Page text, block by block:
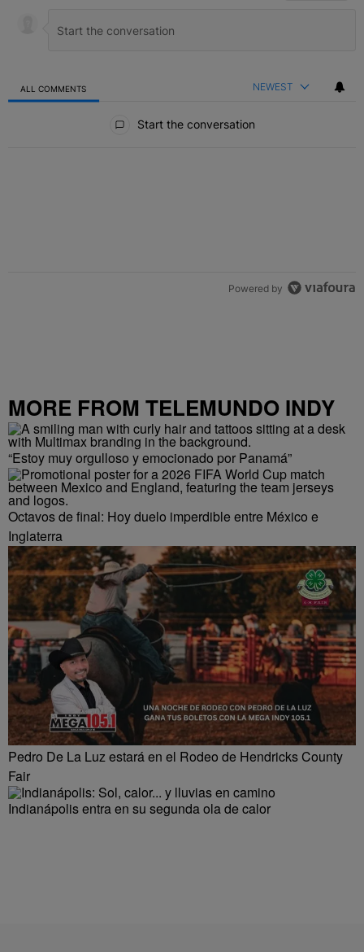
ALL COMMENTS NEWEST
Start the conversation
Powered by
MORE FROM TELEMUNDO INDY
“Estoy muy orgulloso y emocionado por Panamá”
Octavos de final: Hoy duelo imperdible entre México e
Inglaterra
Pedro De La Luz estará en el Rodeo de Hendricks County
Fair
Indianápolis entra en su segunda ola de calor